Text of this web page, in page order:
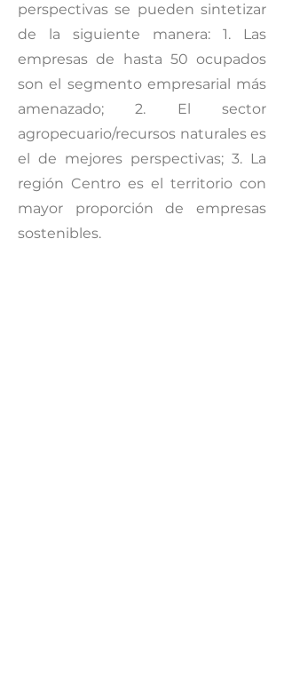
perspectivas se pueden sintetizar
de la siguiente manera: 1. Las
empresas de hasta 50 ocupados
son el segmento empresarial más
amenazado; 2. El sector
agropecuario/recursos naturales es
el de mejores perspectivas; 3. La
región Centro es el territorio con
mayor proporción de empresas
sostenibles.